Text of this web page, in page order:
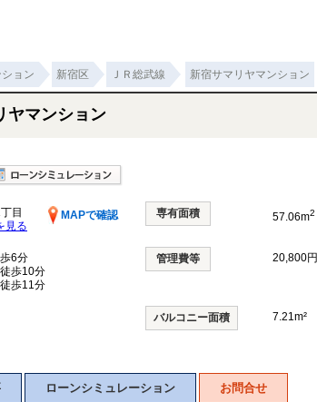
ョン 新宿区 ＪＲ総武線 新宿サマリヤマンション
ヤマンション
目
MAPで確認
見る
専有面積 57.06m2
6分
徒歩10分
徒歩11分
管理費等 20,800円
バルコニー面積 7.21m²
ローンシミュレーション お問合せ